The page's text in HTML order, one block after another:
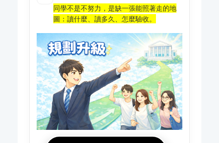
同學不是不努力，是缺一張能照著走的地
圖：讀什麼、讀多久、怎麼驗收。